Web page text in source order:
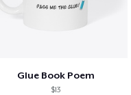
Glue Book Poem
$13